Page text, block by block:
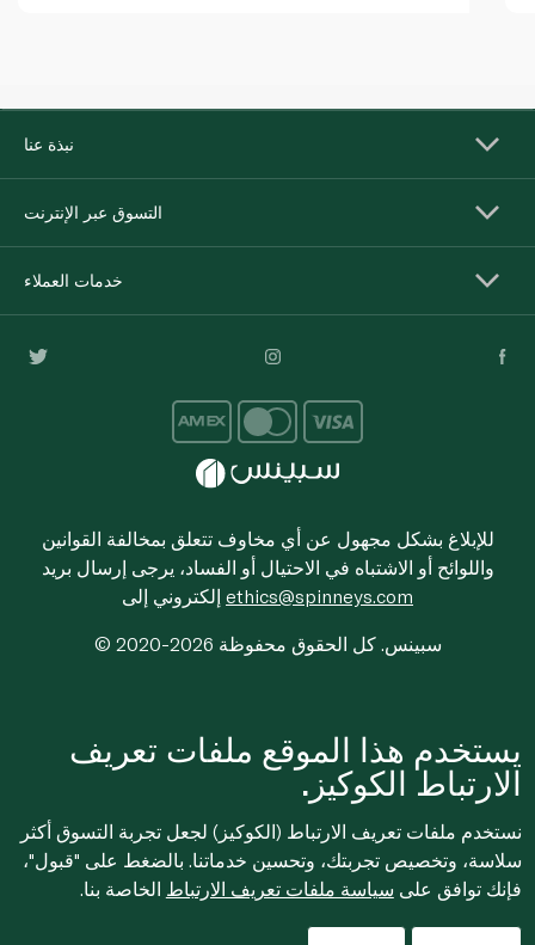
نبذة عنا
التسوق عبر الإنترنت
خدمات العملاء
للإبلاغ بشكل مجهول عن أي مخاوف تتعلق بمخالفة القوانين
واللوائح أو الاشتباه في الاحتيال أو الفساد، يرجى إرسال بريد
ethics@spinneys.com
© 2020-2026 سبينس. كل الحقوق محفوظة
يستخدم هذا الموقع ملفات تعريف
الارتباط الكوكيز.
نستخدم ملفات تعريف الارتباط (الكوكيز) لجعل تجربة التسوق أكثر
سلاسة، وتخصيص تجربتك، وتحسين خدماتنا. بالضغط على "قبول"،
فإنك توافق على سياسة ملفات تعريف الارتباط الخاصة بنا.